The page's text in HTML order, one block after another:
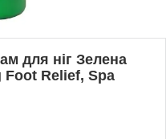
для ніг Зелена
Relief, Spa